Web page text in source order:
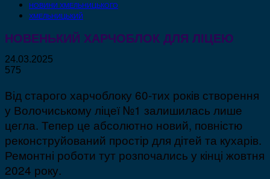
НОВИНИ ХМЕЛЬНИЦЬКОГО
ХМЕЛЬНИЦЬКИЙ
НОВЕНЬКИЙ ХАРЧОБЛОК ДЛЯ ЛІЦЕЮ
24.03.2025
575
Від старого харчоблоку 60-тих років створення
у Волочиському ліцеї №1 залишилась лише
цегла. Тепер це абсолютно новий, повністю
реконструйований простір для дітей та кухарів.
Ремонтні роботи тут розпочались у кінці жовтня
2024 року.